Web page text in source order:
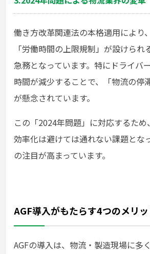
働き方改革関連法の本格適用により
「労働時間の上限規制」が設けられ
急務となっています。特にドライバ
時間が減少することで、「物流の停
が懸念されています。
この「2024年問題」に対応するため
効率化は避けては通れない課題とな
の注目が高まっています。
AGF導入がもたらす4つのメリッ
AGFの導入は、物流・製造現場に多